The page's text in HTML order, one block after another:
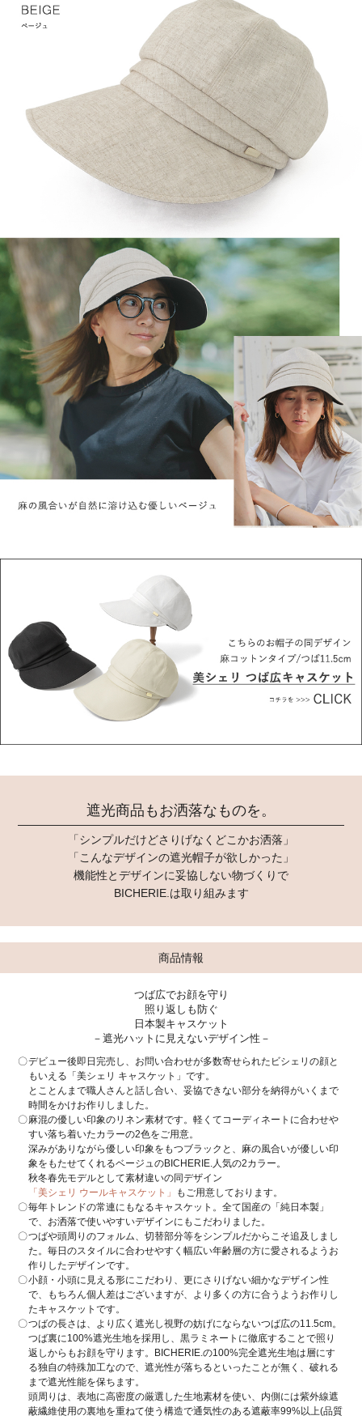
遮光商品もお洒落なものを。
「シンプルだけどさりげなくどこかお洒落」
「こんなデザインの遮光帽子が欲しかった」
機能性とデザインに妥協しない物づくりで
BICHERIE.は取り組みます
商品情報
つば広でお顔を守り
照り返しも防ぐ
日本製キャスケット
－遮光ハットに見えないデザイン性－
デビュー後即日完売し、お問い合わせが多数寄せられたビシェリの顔と
もいえる「美シェリ キャスケット」です。
とことんまで職人さんと話し合い、妥協できない部分を納得がいくまで
時間をかけお作りしました。
麻混の優しい印象のリネン素材です。軽くてコーディネートに合わせや
すい落ち着いたカラーの2色をご用意。
深みがありながら優しい印象をもつブラックと、麻の風合いが優しい印
象をもたせてくれるベージュのBICHERIE.人気の2カラー。
秋冬春先モデルとして素材違いの同デザイン
「美シェリ ウールキャスケット」
もご用意しております。
毎年トレンドの常連にもなるキャスケット。全て国産の「純日本製」
で、お洒落で使いやすいデザインにもこだわりました。
つばや頭周りのフォルム、切替部分等をシンプルだからこそ追及しまし
た。毎日のスタイルに合わせやすく幅広い年齢層の方に愛されるようお
作りしたデザインです。
小顔・小頭に見える形にこだわり、更にさりげない細かなデザイン性
で、もちろん個人差はございますが、より多くの方に合うようお作りし
たキャスケットです。
つばの長さは、より広く遮光し視野の妨げにならないつば広の11.5cm。
つば裏に100%遮光生地を採用し、黒ラミネートに徹底することで照り
返しからもお顔を守ります。BICHERIE.の100%完全遮光生地は層にす
る独自の特殊加工なので、遮光性が落ちるといったことが無く、破れる
まで遮光性能を保ちます。
頭周りは、表地に高密度の厳選した生地素材を使い、内側には紫外線遮
蔽繊維使用の裏地を重ねて使う構造で通気性のある遮蔽率99%以上(品質